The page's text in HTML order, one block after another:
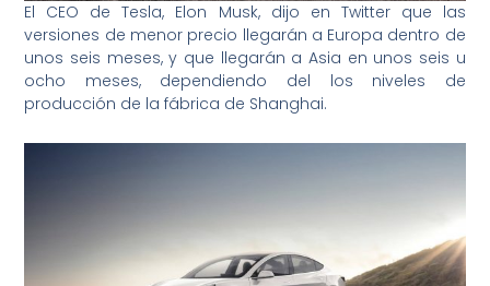
El CEO de Tesla, Elon Musk, dijo en Twitter que las
versiones de menor precio llegarán a Europa dentro de
unos seis meses, y que llegarán a Asia en unos seis u
ocho meses, dependiendo del los niveles de
producción de la fábrica de Shanghai.